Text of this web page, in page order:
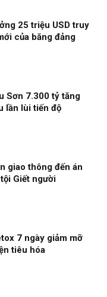
25 triệu USD truy
của băng đảng
Sơn 7.300 tỷ tăng
lần lùi tiến độ
giao thông đến án
Giết người
7 ngày giảm mỡ
tiêu hóa